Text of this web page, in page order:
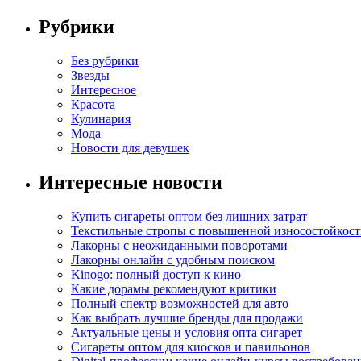
Рубрики
Без рубрики
Звезды
Интересное
Красота
Кулинария
Мода
Новости для девушек
Интересные новости
Купить сигареты оптом без лишних затрат
Текстильные стропы с повышенной
Лакорны с неожиданными поворотами
Лакорны онлайн с удобным поиском
Kinogo: полный доступ к кино
Какие дорамы рекомендуют критики
Полный спектр возможностей для авто
Как выбрать лучшие бренды для продажи
Актуальные цены и условия опта сигарет
Сигареты оптом для киосков и павильонов